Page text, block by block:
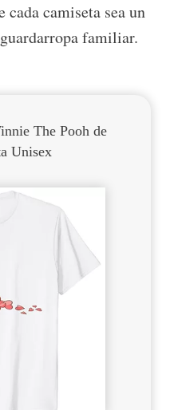
cada camiseta sea un
familiar.
The Pooh de
Unisex